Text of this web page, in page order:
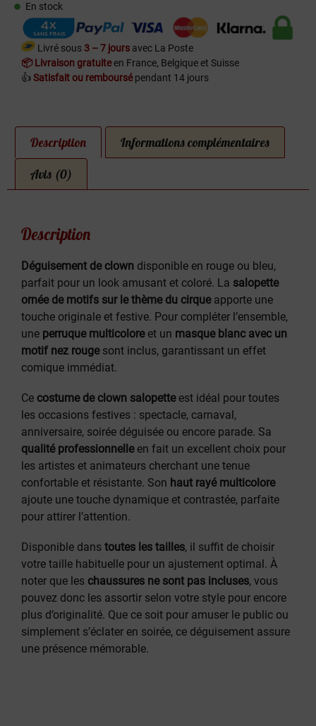
En stock
Livré sous 3 – 7 jours avec La Poste
📦 Livraison gratuiteen France, Belgique et Suisse
👍 Satisfait ou remboursépendant 14 jours
Description Informations complémentaires
Avis (0)
Description
Déguisement de clown disponible en rouge ou bleu,
parfait pour un look amusant et coloré. La salopette
ornée de motifs sur le thème du cirqueapporte une
touche originale et festive. Pour compléter l’ensemble,
une perruque multicoloreet un masque blanc avec un
motif nez rougesont inclus, garantissant un effet
comique immédiat.
Ce costume de clown salopetteest idéal pour toutes
les occasions festives : spectacle, carnaval,
anniversaire, soirée déguisée ou encore parade. Sa
qualité professionnelleen fait un excellent choix pour
les artistes et animateurs cherchant une tenue
confortable et résistante. Son haut rayé multicolore
ajoute une touche dynamique et contrastée, parfaite
pour attirer l’attention.
Disponible dans toutes les tailles, il suffit de choisir
votre taille habituelle pour un ajustement optimal. À
noter que les chaussures ne sont pas incluses, vous
pouvez donc les assortir selon votre style pour encore
plus d’originalité. Que ce soit pour amuser le public ou
simplement s’éclater en soirée, ce déguisement assure
une présence mémorable.